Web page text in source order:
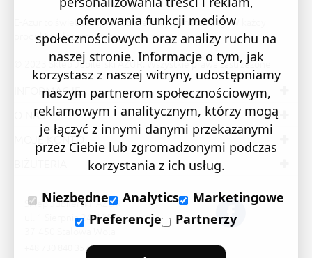
E-Azur to świetne i sprawdzone miejsce na zakupy. W każdy
produkt wkładamy swoją pasję i serce.
© 2023 Sklep Jubilerski AZUR. Wszystkie prawa zastrzeżone
INFORMACJE
O NAS
MOJE KONTO
Sklep Jubilerski "AZUR"
ul. 1 Sierpnia 24/105
37-450 Stalowa Wola
+48 730 840 357
oferowania funkcji mediów
społecznościowych oraz analizy ruchu na
naszej stronie. Informacje o tym, jak
korzystasz z naszej witryny, udostępniamy
naszym partnerom społecznościowym,
reklamowym i analitycznym, którzy mogą
je łączyć z innymi danymi przekazanymi
przez Ciebie lub zgromadzonymi podczas
korzystania z ich usług.
Niezbędne
Analytics
Marketingowe
Preferencje
Partnerzy